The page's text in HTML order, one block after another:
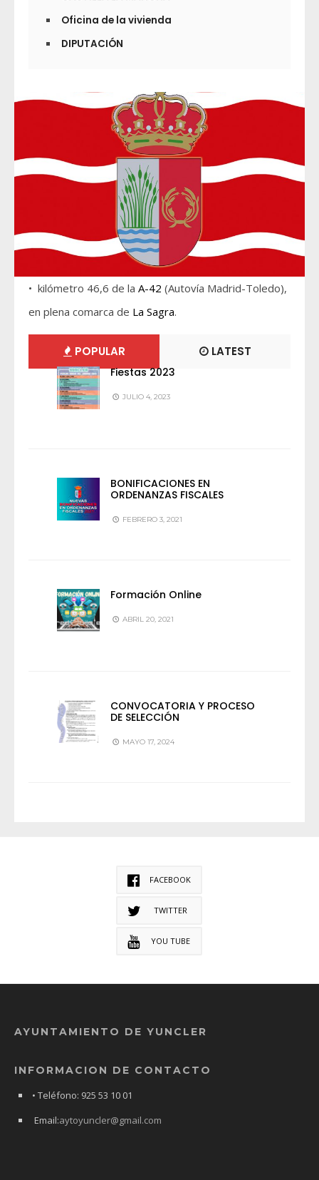
Oficina de la vivienda
DIPUTACIÓN
• kilómetro 46,6 de la A-42 (Autovía Madrid-Toledo),
en plena comarca de La Sagra.
POPULAR LATEST
Fiestas 2023
JULIO 4, 2023
BONIFICACIONES EN
ORDENANZAS FISCALES
FEBRERO 3, 2021
Formación Online
ABRIL 20, 2021
CONVOCATORIA Y PROCESO
DE SELECCIÓN
MAYO 17, 2024
FACEBOOK
TWITTER
YOU TUBE
AYUNTAMIENTO DE YUNCLER
INFORMACION DE CONTACTO
• Teléfono: 925 53 10 01
Email:aytoyuncler@gmail.com